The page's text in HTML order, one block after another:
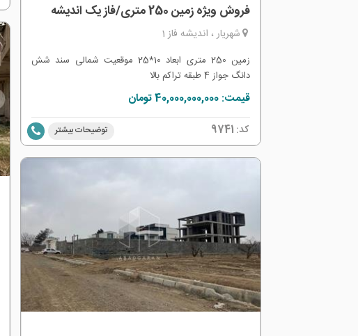
فروش ویژه زمین 250 متری/فاز یک اندیشه
شهریار ، اندیشه فاز 1
زمین 250 متری ابعاد 10*25 موقعیت شمالی سند شش
دانگ جواز 4 طبقه تراکم بالا
قیمت: 40,000,000,000 تومان
کد: 9741 توضیحات بیشتر